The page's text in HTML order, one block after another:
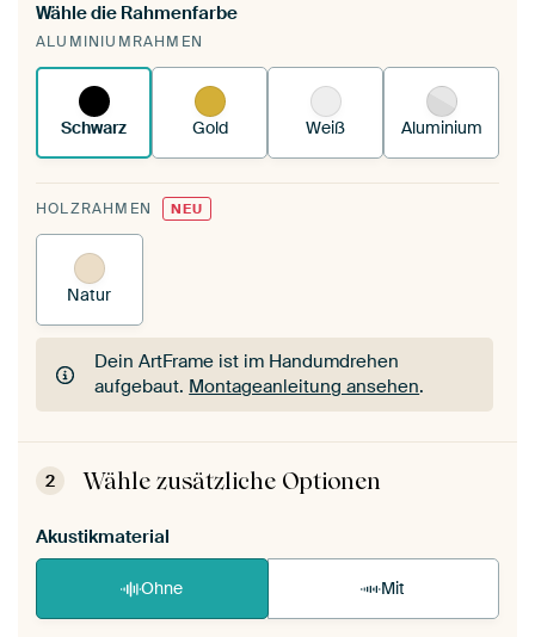
Du spannst einen wechselbaren Textiltuch in
deinen vorhandenen ArtFrame™.
funktioniert es.
Wähle die Rahmenfarbe
ALUMINIUMRAHMEN
Schwarz Gold Weiß Aluminium
HOLZRAHMEN NEU
Natur
Dein ArtFrame ist im Handumdrehen
aufgebaut. Montageanleitung ansehen.
Dein ArtFrame ist im Handumdrehen
aufgebaut.Montageanleitung ansehen
2 Wähle zusätzliche Optionen
Akustikmaterial
Ohne Mit